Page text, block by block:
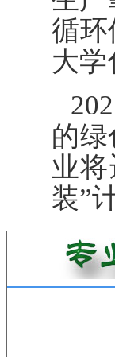
循环
大
的
业
装”